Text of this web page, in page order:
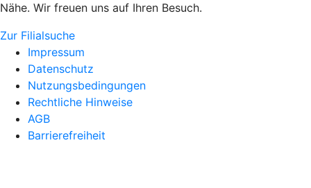
Nähe. Wir freuen uns auf Ihren Besuch.
Zur Filialsuche
Impressum
Datenschutz
Nutzungsbedingungen
Rechtliche Hinweise
AGB
Barrierefreiheit